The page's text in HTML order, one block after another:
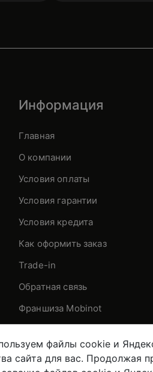
файлы cookie и
сайта для вас. Продолжая
Информация
Главная
О компании
Условия оплаты
Условия гарантии
Условия кредита
Как оформить заказ
Trade-in
Обратная связь
Франшиза Mobinot
на всю цифровую технику